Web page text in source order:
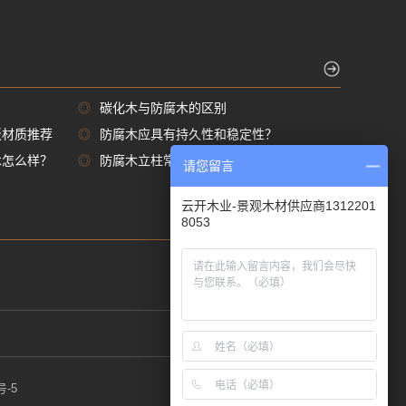
◎
碳化木与防腐木的区别
质推荐
◎
防腐木应具有持久性和稳定性？
么样？
◎ 防腐木立柱常用尺寸规格都有那些
-5
请您留言
云开木业-景观木材供应商1312201
8053